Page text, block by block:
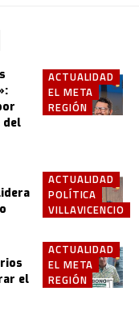
ACTUALIDAD
EL META
REGIÓN
del
ACTUALIDAD
POLÍTICA
VILLAVICENCIO
ACTUALIDAD
EL META
REGIÓN
el